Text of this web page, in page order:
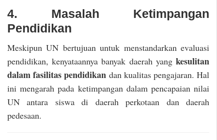
4. Masalah Ketimpangan
Pendidikan
Meskipun UN bertujuan untuk menstandarkan evaluasi
pendidikan, kenyataannya banyak daerah yang kesulitan
dalam fasilitas pendidikan dan kualitas pengajaran. Hal
ini mengarah pada ketimpangan dalam pencapaian nilai
UN antara siswa di daerah perkotaan dan daerah
pedesaan.